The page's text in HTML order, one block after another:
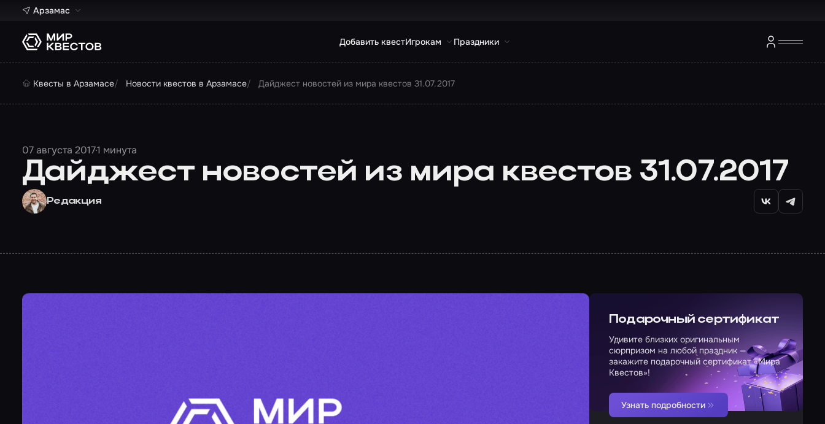
Арзамас
Добавить квестИгрокам Праздники
Квесты в Арзамасе Новости квестов в Арзамасе Дайджест новостей из мира квестов 31.07.2017
07 августа 20171 минута
Дайджест новостей из мира квестов 31.07.2017
Редакция
Подарочный сертификат
Удивите близких оригинальным
сюрпризом на любой праздник —
закажите подарочный сертификат «Мира
Квестов»!
Узнать подробности